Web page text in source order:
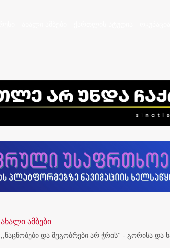
ახალი ამბები
,,ნაცნობები და მეგობრები არ ჭრის'' - გორისა